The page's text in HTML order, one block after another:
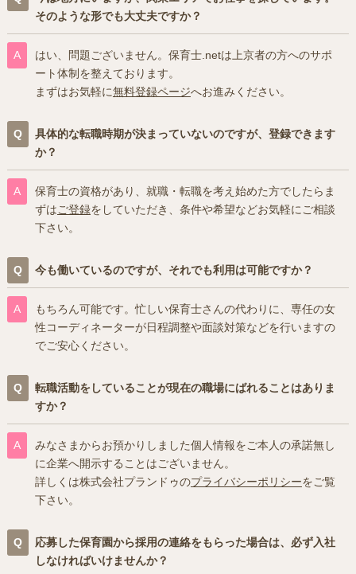
そのような形でも大丈夫ですか？
はい、問題ございません。保育士.netは上京者の方へのサポ
ート体制を整えております。
まずはお気軽に無料登録ページへお進みください。
具体的な転職時期が決まっていないのですが、登録できます
か？
保育士の資格があり、就職・転職を考え始めた方でしたらま
ずはご登録をしていただき、条件や希望などお気軽にご相談
下さい。
今も働いているのですが、それでも利用は可能ですか？
もちろん可能です。忙しい保育士さんの代わりに、専任の女
性コーディネーターが日程調整や面談対策などを行いますの
でご安心ください。
転職活動をしていることが現在の職場にばれることはありま
すか？
みなさまからお預かりしました個人情報をご本人の承諾無し
に企業へ開示することはございません。
詳しくは株式会社プランドゥのプライバシーポリシーをご覧
下さい。
応募した保育園から採用の連絡をもらった場合は、必ず入社
しなければいけませんか？